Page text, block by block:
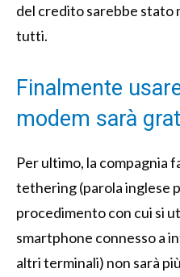
del credito sarebbe stato
tutti.
Finalmente
modem sarà
Per ultimo, la compagnia
tethering (parola inglese
procedimento con cui si
smartphone connesso a
altri terminali) non sarà